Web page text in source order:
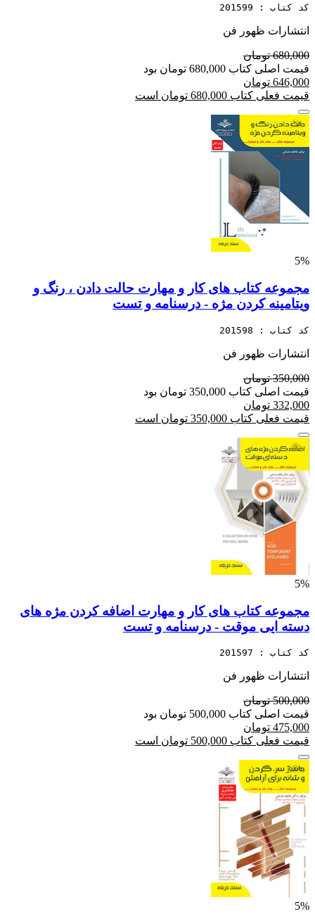
کد کتاب : 201599
انتشارات ظهور فن
680,000 تومان
قیمت اصلی کتاب 680,000 تومان بود
646,000 تومان
قیمت فعلی کتاب 680,000 تومان است
5%
مجموعه کتاب های کار و مهارت حالت دادن ، رنگ و
ویتامینه کردن مژه - درسنامه و تست
کد کتاب : 201598
انتشارات ظهور فن
350,000 تومان
قیمت اصلی کتاب 350,000 تومان بود
332,000 تومان
قیمت فعلی کتاب 350,000 تومان است
5%
مجموعه کتاب های کار و مهارت اضافه کردن مژه های
دسته ایی موقت - درسنامه و تست
کد کتاب : 201597
انتشارات ظهور فن
500,000 تومان
قیمت اصلی کتاب 500,000 تومان بود
475,000 تومان
قیمت فعلی کتاب 500,000 تومان است
5%